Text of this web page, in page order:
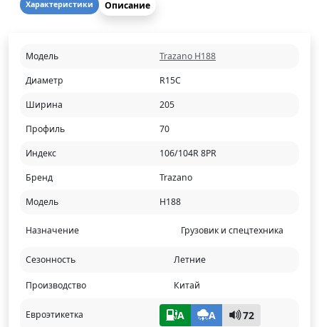
Характеристики Описание
Модель
Trazano H188
Диаметр
R15C
Ширина
205
Профиль
70
Индекс
106/104R 8PR
Бренд
Trazano
Модель
H188
Назначение Грузовик и спецтехника
Сезонность Летние
Производство Китай
Евроэтикетка A A 72